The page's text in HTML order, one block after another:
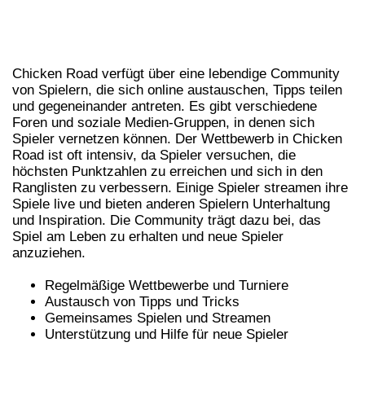
Chicken Road verfügt über eine lebendige Community
von Spielern, die sich online austauschen, Tipps teilen
und gegeneinander antreten. Es gibt verschiedene
Foren und soziale Medien-Gruppen, in denen sich
Spieler vernetzen können. Der Wettbewerb in Chicken
Road ist oft intensiv, da Spieler versuchen, die
höchsten Punktzahlen zu erreichen und sich in den
Ranglisten zu verbessern. Einige Spieler streamen ihre
Spiele live und bieten anderen Spielern Unterhaltung
und Inspiration. Die Community trägt dazu bei, das
Spiel am Leben zu erhalten und neue Spieler
anzuziehen.
Regelmäßige Wettbewerbe und Turniere
Austausch von Tipps und Tricks
Gemeinsames Spielen und Streamen
Unterstützung und Hilfe für neue Spieler